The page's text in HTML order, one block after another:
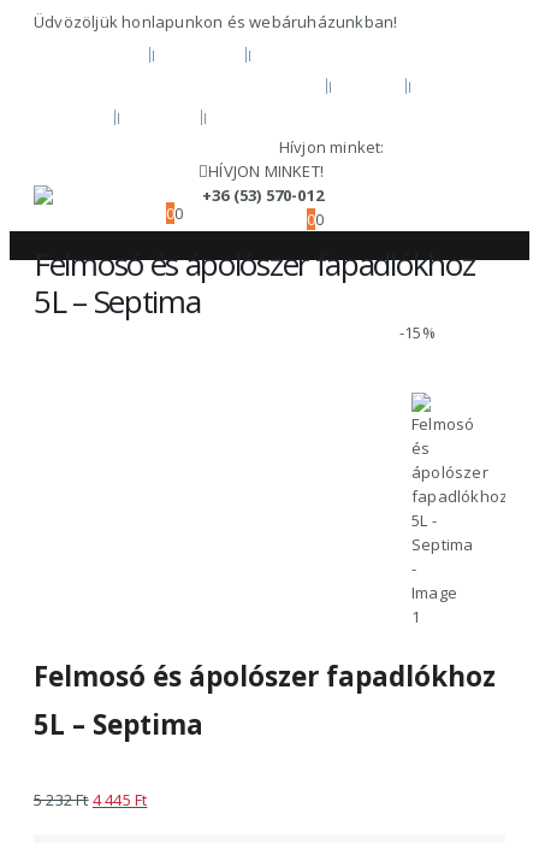
Üdvözöljük honlapunkon és webáruházunkban!
Hívjon minket:
00
HÍVJON MINKET!
+36 (53) 570-012
00
Felmosó és ápolószer fapadlókhoz
5L – Septima
-15%
Felmosó és ápolószer fapadlókhoz
5L – Septima
5 232FtOriginal
4 445FtCurrent